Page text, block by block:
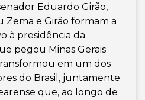
Eduardo Girão,
Zema e Girão formam a
à presidência da
pegou Minas Gerais
em um dos
do Brasil, juntamente
que, ao longo de